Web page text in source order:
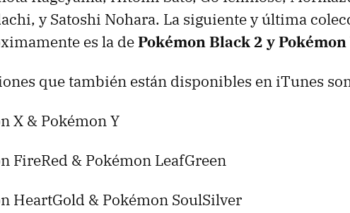
y Satoshi Nohara. La siguiente y última
es la dePokémon Black 2 y
que también están disponibles en iTunes
X & Pokémon Y
FireRed & Pokémon LeafGreen
HeartGold & Pokémon SoulSilver